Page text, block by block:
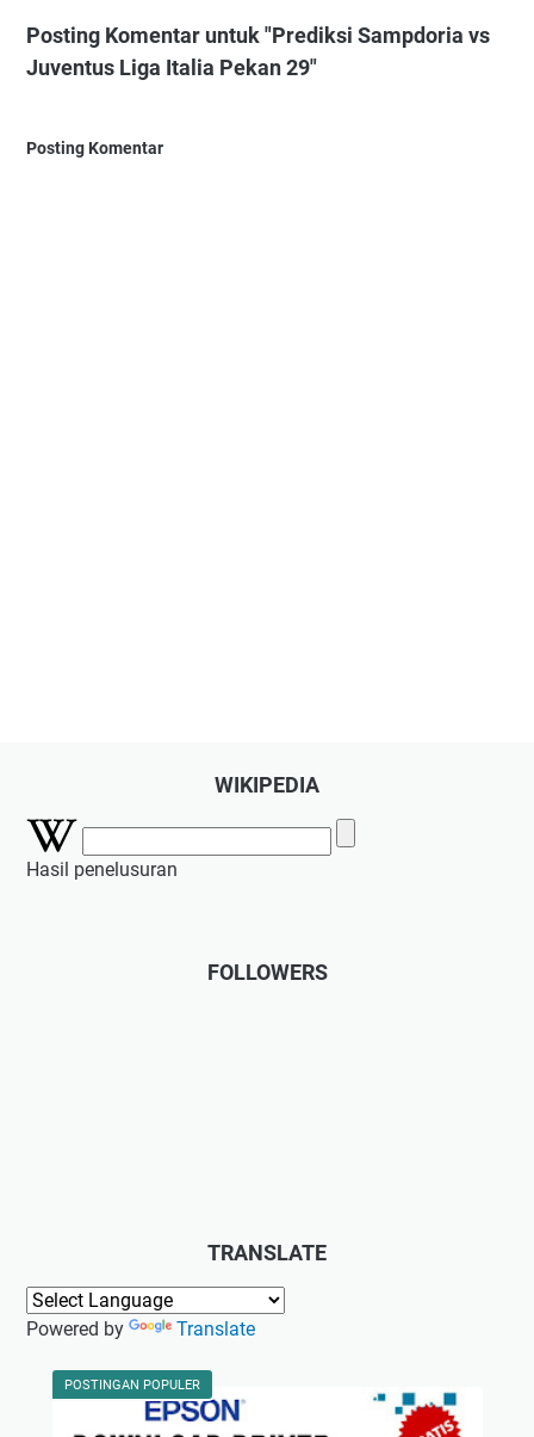
Posting Komentar untuk "Prediksi Sampdoria vs
Juventus Liga Italia Pekan 29"
Posting Komentar
WIKIPEDIA
Hasil penelusuran
FOLLOWERS
TRANSLATE
Powered by Translate
POSTINGAN POPULER